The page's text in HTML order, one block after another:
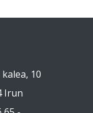
10
Irun